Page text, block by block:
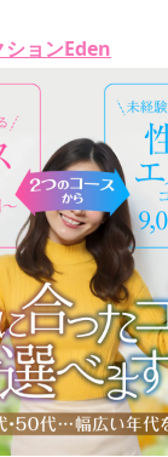
ョンEden